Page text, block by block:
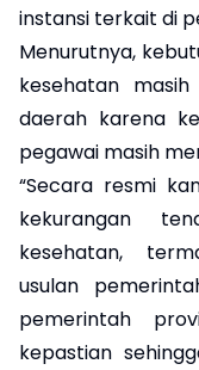
instansi terkait di
Menurutnya,
kesehatan
daerah karena
pegawai masih
“Secara resmi
kekurangan
kesehatan,
usulan
pemerintah
kepastian